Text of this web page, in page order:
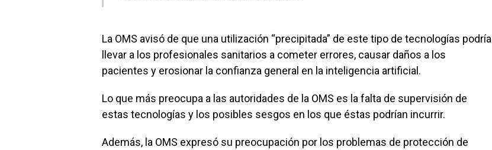
La OMS avisó de que una utilización “precipitada” de este tipo de tecnologías podría
llevar a los profesionales sanitarios a cometer errores, causar daños a los
pacientes y erosionar la confianza general en la inteligencia artificial.
Lo que más preocupa a las autoridades de la OMS es la falta de supervisión de
estas tecnologías y los posibles sesgos en los que éstas podrían incurrir.
Además, la OMS expresó su preocupación por los problemas de protección de